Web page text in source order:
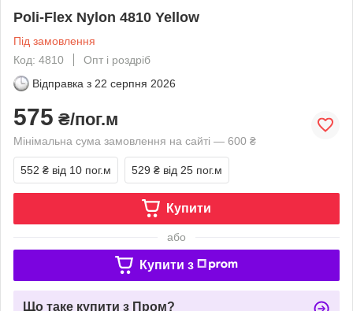
Poli-Flex Nylon 4810 Yellow
Під замовлення
Код: 4810
Опт і роздріб
Відправка з 22 серпня 2026
575 ₴/пог.м
Мінімальна сума замовлення на сайті — 600 ₴
552 ₴ від 10 пог.м 529 ₴ від 25 пог.м
Купити
або
Купити з
Що таке купити з Пром?